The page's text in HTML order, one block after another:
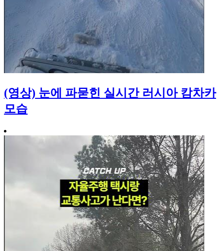
(영상) 눈에 파묻힌 실시간 러시아 캄차카
모습